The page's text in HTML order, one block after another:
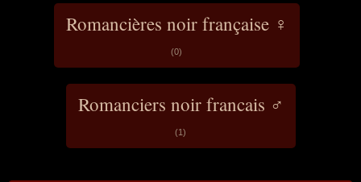
Romancières noir française ♀
(0)
Romanciers noir francais ♂
(1)